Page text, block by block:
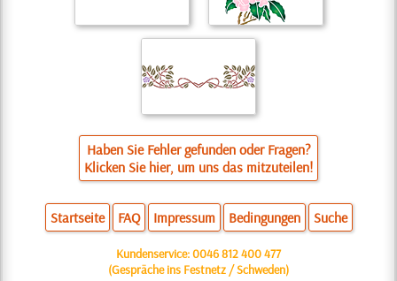
Haben Sie Fehler gefunden oder Fragen?
Klicken Sie hier, um uns das mitzuteilen!
Startseite FAQ Impressum Bedingungen Suche
Kundenservice:0046 812 400 477
(Gespräche ins Festnetz / Schweden)